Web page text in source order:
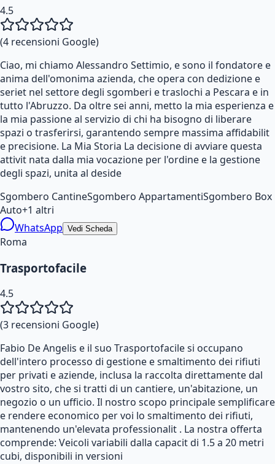
4.5
(4 recensioni Google)
Ciao, mi chiamo Alessandro Settimio, e sono il fondatore e
anima dell'omonima azienda, che opera con dedizione e
seriet nel settore degli sgomberi e traslochi a Pescara e in
tutto l'Abruzzo. Da oltre sei anni, metto la mia esperienza e
la mia passione al servizio di chi ha bisogno di liberare
spazi o trasferirsi, garantendo sempre massima affidabilit
e precisione. La Mia Storia La decisione di avviare questa
attivit nata dalla mia vocazione per l'ordine e la gestione
degli spazi, unita al deside
Sgombero CantineSgombero AppartamentiSgombero Box
Auto+1 altri
WhatsApp Vedi Scheda
Roma
Trasportofacile
4.5
(3 recensioni Google)
Fabio De Angelis e il suo Trasportofacile si occupano
dell'intero processo di gestione e smaltimento dei rifiuti
per privati e aziende, inclusa la raccolta direttamente dal
vostro sito, che si tratti di un cantiere, un'abitazione, un
negozio o un ufficio. Il nostro scopo principale semplificare
e rendere economico per voi lo smaltimento dei rifiuti,
mantenendo un'elevata professionalit . La nostra offerta
comprende: Veicoli variabili dalla capacit di 1.5 a 20 metri
cubi, disponibili in versioni